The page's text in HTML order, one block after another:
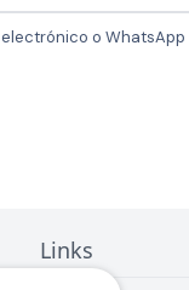
o WhatsApp
Links